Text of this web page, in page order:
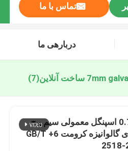
تماس با ما
دربارهی ما
(7)
0.7mm اسپنگل معمولی سیم پیچ
فولادی گالوانیزه کرومت 6+ GB/T
2518-